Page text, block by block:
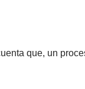
que, un